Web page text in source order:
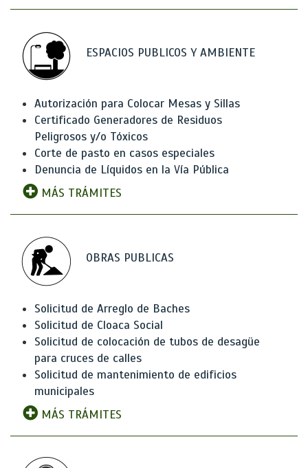
ESPACIOS PUBLICOS Y AMBIENTE
Autorización para Colocar Mesas y Sillas
Certificado Generadores de Residuos
Peligrosos y/o Tóxicos
Corte de pasto en casos especiales
Denuncia de Líquidos en la Vía Pública
MÁS TRÁMITES
OBRAS PUBLICAS
Solicitud de Arreglo de Baches
Solicitud de Cloaca Social
Solicitud de colocación de tubos de desagüe
para cruces de calles
Solicitud de mantenimiento de edificios
municipales
MÁS TRÁMITES